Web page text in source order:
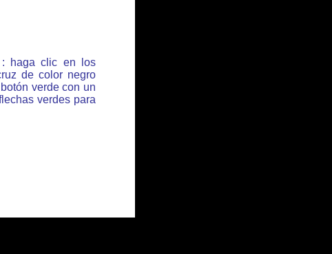
: haga clic en los
de color negro
verde con un
verdes para